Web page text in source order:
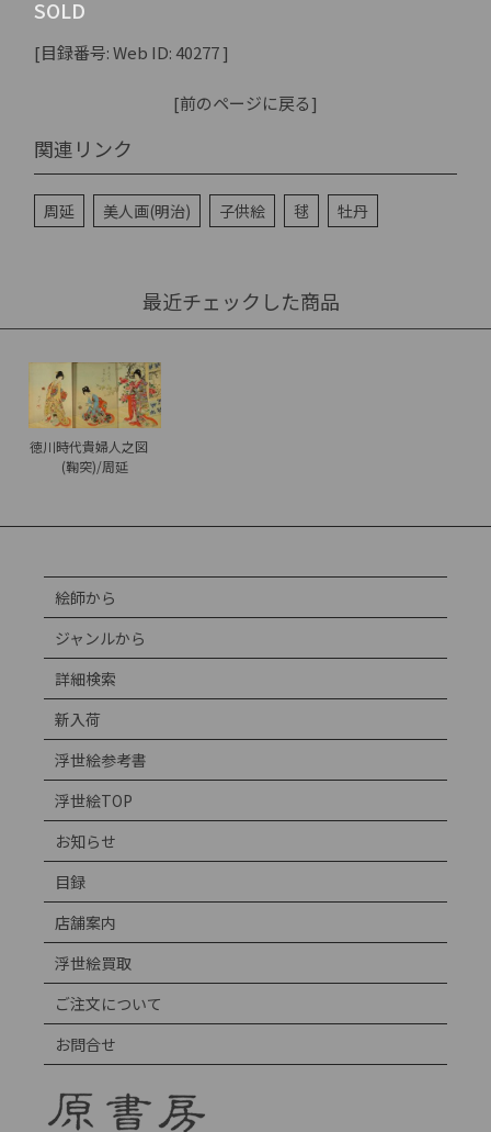
SOLD
[目録番号: Web ID: 40277 ]
[前のページに戻る]
関連リンク
周延 美人画(明治) 子供絵 毬 牡丹
最近チェックした商品
徳川時代貴婦人之図
(鞠突)/周延
絵師から
ジャンルから
詳細検索
新入荷
浮世絵参考書
浮世絵TOP
お知らせ
目録
店舗案内
浮世絵買取
ご注文について
お問合せ